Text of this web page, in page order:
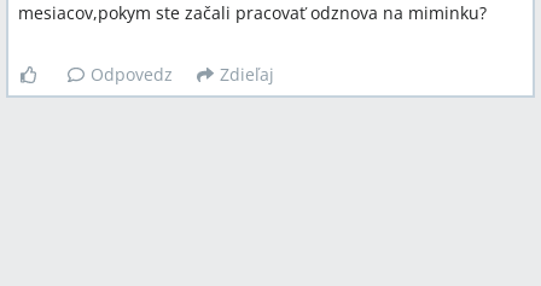
mesiacov,pokym ste začali pracovať odznova na miminku?
Odpovedz Zdieľaj